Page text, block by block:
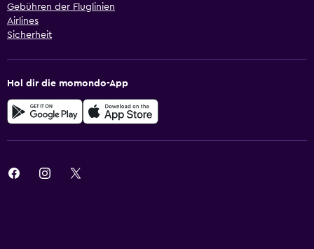
Gebühren der Fluglinien
Airlines
Sicherheit
Hol dir die momondo-App